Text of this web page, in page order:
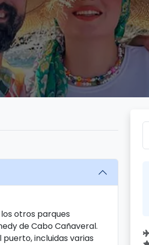
otros parques
de Cabo Cañaveral.
incluidas varias